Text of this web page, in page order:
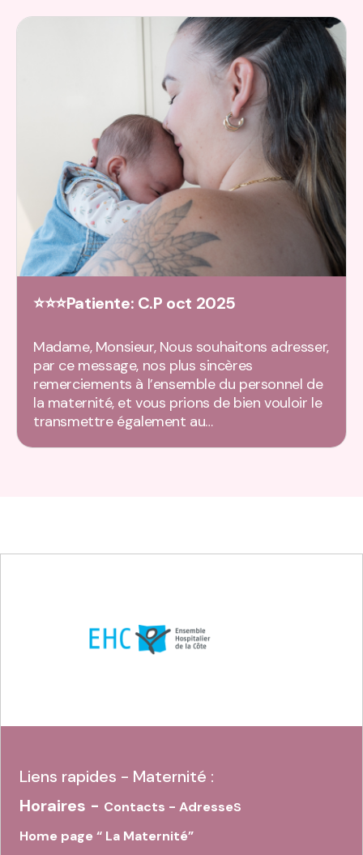
⭐⭐⭐Patiente: C.P oct 2025
Madame, Monsieur, Nous souhaitons adresser,
par ce message, nos plus sincères
remerciements à l’ensemble du personnel de
la maternité, et vous prions de bien vouloir le
transmettre également au…
Liens rapides - Maternité :
Horaires - Contacts - Adresses
Home page “ La Maternité”